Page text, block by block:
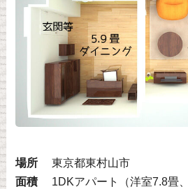
場所
東京都東村山市
面積
1DKアパート（洋室7.8畳